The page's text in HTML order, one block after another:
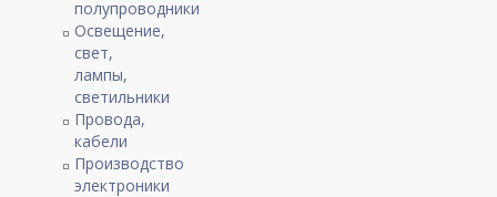
полупроводники
Освещение,
свет,
лампы,
светильники
Провода,
кабели
Производство
электроники